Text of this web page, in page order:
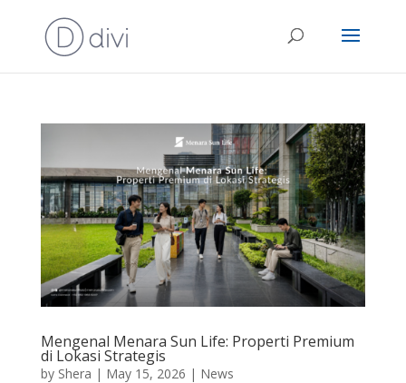
Mengenal Menara Sun Life: Properti Premium
di Lokasi Strategis
by Shera | May 15, 2026 | News